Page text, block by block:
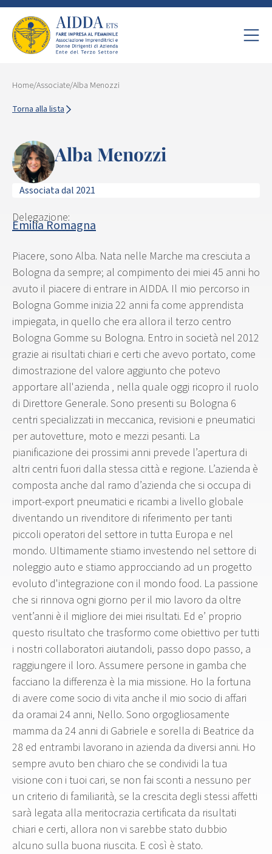
Home/Associate/Alba Menozzi
Torna alla lista
Alba Menozzi
Associata dal 2021
Delegazione:
Emilia Romagna
Piacere, sono Alba. Nata nelle Marche ma cresciuta a
Bologna da sempre; al compimento dei miei 45 anni ho
avuto il piacere di entrare in AIDDA. Il mio percorso in
Bologna Gomme inizia 22 anni fa come apprendista
impiegata, in quello che era allora il terzo centro
Bologna Gomme su Bologna. Entro in società nel 2012
grazie ai risultati chiari e certi che avevo portato, come
dimostrazione del valore aggiunto che potevo
apportare all'azienda , nella quale oggi ricopro il ruolo
di Direttore Generale. Sono presenti su Bologna 6
centri specializzati in meccanica, revisioni e pneumatici
per autovetture, moto e mezzi pesanti. La
pianificazione dei prossimi anni prevede l’apertura di
altri centri fuori dalla stessa città e regione. L’azienda è
composta anche dal ramo d’azienda che si occupa di
import-export pneumatici e ricambi a livello globale
diventando un rivenditore di riferimento per tanti
piccoli operatori del settore in tutta Europa e nel
mondo. Ultimamente stiamo investendo nel settore di
noleggio auto e stiamo approcciando ad un progetto
evoluto d'integrazione con il mondo food. La passione
che si rinnova ogni giorno per il mio lavoro da oltre
vent’anni è il migliore dei miei risultati. Ed e’ proprio
questo risultato che trasformo come obiettivo per tutti
i nostri collaboratori aiutandoli, passo dopo passo, a
raggiungere il loro. Assumere persone in gamba che
facciano la differenza è la mia missione. Ho la fortuna
di avere come socio di vita anche il mio socio di affari
da oramai 24 anni, Nello. Sono orgogliosamente
mamma da 24 anni di Gabriele e sorella di Beatrice da
28 ed entrambi lavorano in azienda da diversi anni. Ho
sempre avuto ben chiaro che se condividi la tua
visione con i tuoi cari, se non fai sconti a nessuno per
un criterio di familiarità, se la crescita degli stessi affetti
sarà legata alla meritocrazia certificata da risultati
chiari e certi, allora non vi sarebbe stato dubbio
alcuno sulla buona riuscita. E così è stato.